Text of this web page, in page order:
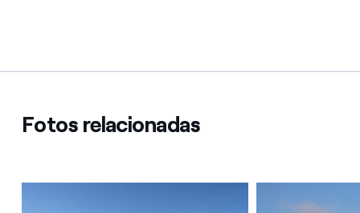
Fotos relacionadas